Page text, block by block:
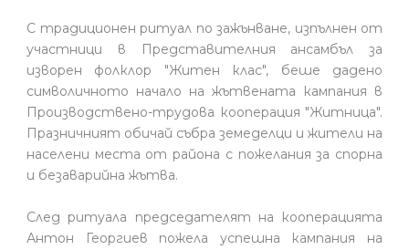
С традиционен ритуал по зажънване, изпълнен от
участници в Представителния ансамбъл за
изворен фолклор "Житен клас", беше дадено
символичното начало на жътвената кампания в
Производствено-трудова кооперация "Житница".
Празничният обичай събра земеделци и жители на
населени места от района с пожелания за спорна
и безаварийна жътва.
След ритуала председателят на кооперацията
Антон Георгиев пожела успешна кампания на